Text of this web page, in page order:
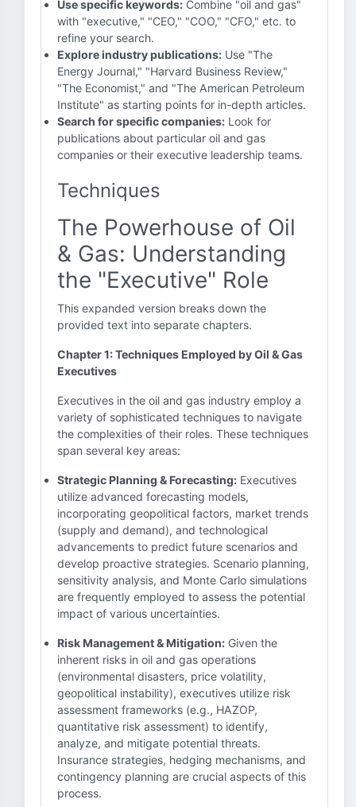
Use specific keywords: Combine "oil and gas"
with "executive," "CEO," "COO," "CFO," etc. to
refine your search.
Explore industry publications: Use "The
Energy Journal," "Harvard Business Review,"
"The Economist," and "The American Petroleum
Institute" as starting points for in-depth articles.
Search for specific companies: Look for
publications about particular oil and gas
companies or their executive leadership teams.
Techniques
The Powerhouse of Oil
& Gas: Understanding
the "Executive" Role
This expanded version breaks down the
provided text into separate chapters.
Chapter 1: Techniques Employed by Oil & Gas
Executives
Executives in the oil and gas industry employ a
variety of sophisticated techniques to navigate
the complexities of their roles. These techniques
span several key areas:
Strategic Planning & Forecasting: Executives
utilize advanced forecasting models,
incorporating geopolitical factors, market trends
(supply and demand), and technological
advancements to predict future scenarios and
develop proactive strategies. Scenario planning,
sensitivity analysis, and Monte Carlo simulations
are frequently employed to assess the potential
impact of various uncertainties.
Risk Management & Mitigation: Given the
inherent risks in oil and gas operations
(environmental disasters, price volatility,
geopolitical instability), executives utilize risk
assessment frameworks (e.g., HAZOP,
quantitative risk assessment) to identify,
analyze, and mitigate potential threats.
Insurance strategies, hedging mechanisms, and
contingency planning are crucial aspects of this
process.